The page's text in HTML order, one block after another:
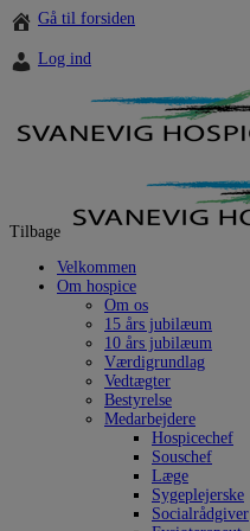
Hop
til
indholdet
Gå til forsiden
Log ind
Tilbage
Velkommen
Om hospice
Om os
15 års jubilæum
10 års jubilæum
Værdigrundlag
Vedtægter
Bestyrelse
Medarbejdere
Hospicechef
Souschef
Læge
Sygeplejerske
Socialrådgiver